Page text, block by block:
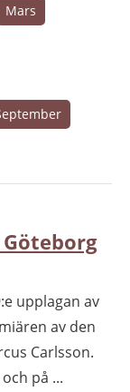
Mars
upplagan av
av den
Carlsson.
på ...